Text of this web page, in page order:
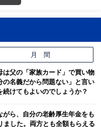
月 間
は父の「家族カード」で買い物
の名義だから問題ない」と言い
続けてもよいのでしょうか？
がら、自分の老齢厚生年金をも
ました。両方とも全額もらえる